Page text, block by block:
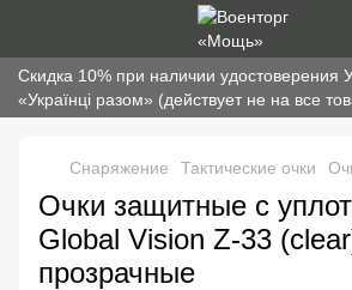
Скидка 10% при наличии удостоверения
«Українці разом» (действует не на все
Снаряжение Тактические очки
Очки защитные с
Global Vision Z-33
прозрачные